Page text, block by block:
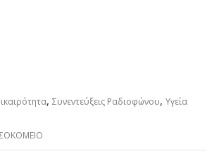
,Συνεντεύξεις Ραδιοφώνου,Υγεία